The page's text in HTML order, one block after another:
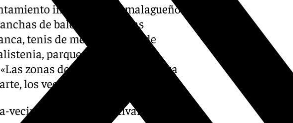
indicó que los malagueños
de baloncesto, pistas
tenis de mesa, tableros de
parque canino y las
zonas de deportes no son para
los vecinos».
vecinal-en-contra-festival-luces-